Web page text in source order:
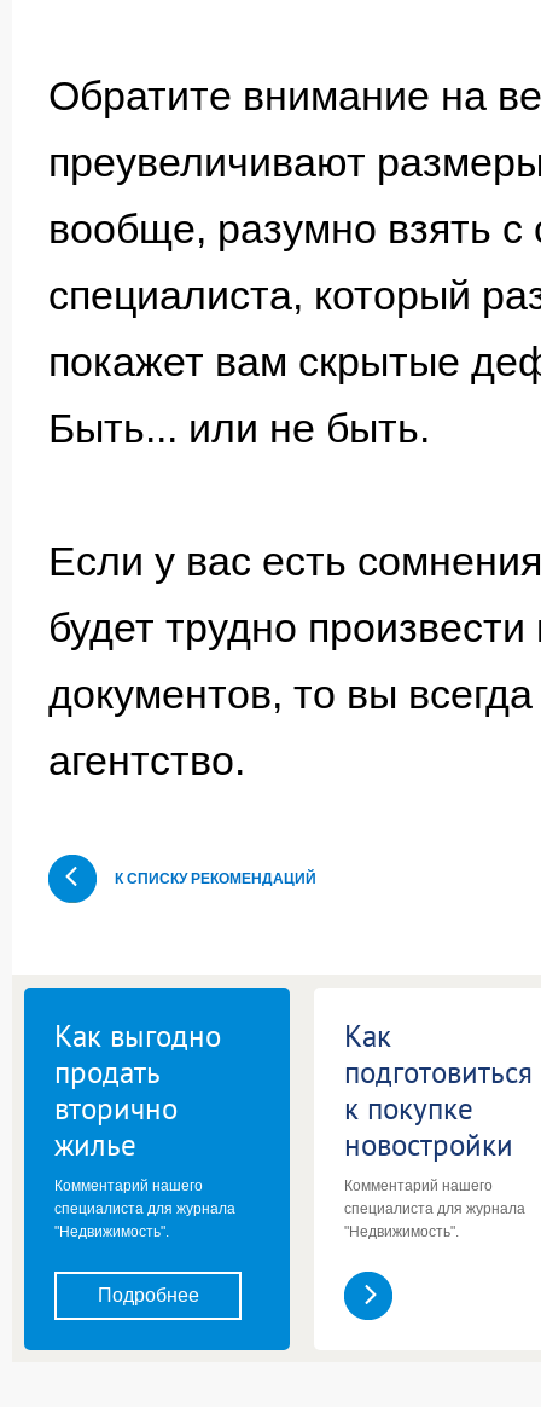
Обратите внимание на
преувеличивают
вообще, разумно взять
специалиста, который
покажет вам скрытые
Быть... или не быть.
Если у вас есть
будет трудно
документов, то вы
агентство.
К СПИСКУ РЕКОМЕНДАЦИЙ
Как выгодно
продать
вторично
жилье
Комментарий нашего
специалиста для журнала
"Недвижимость".
Подробнее
Как
подготовиться
к покупке
новостройки
Комментарий нашего
специалиста для журнала
"Недвижимость".